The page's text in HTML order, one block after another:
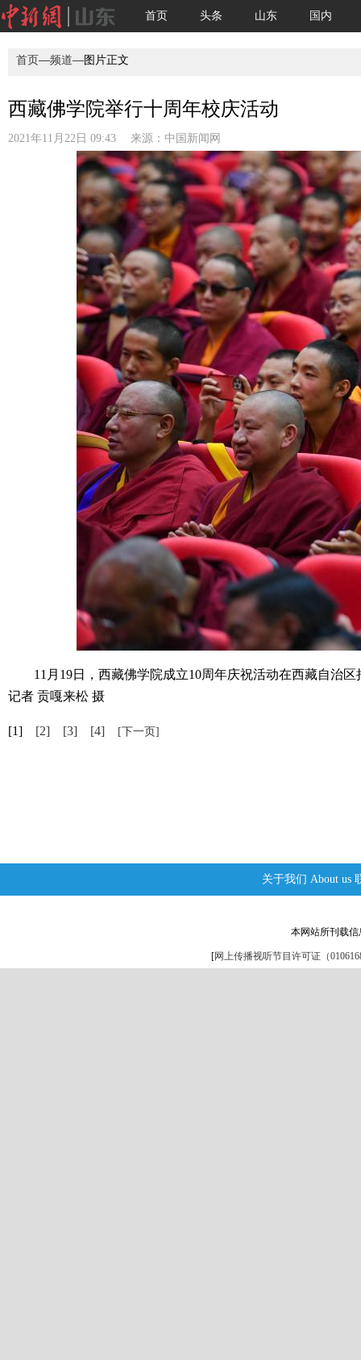
首页 头条 山东 国内
首页—频道—图片正文
西藏佛学院举行十周年校庆活动
2021年11月22日 09:43 来源： 中国新闻网
11月19日，西藏佛学院成立10周年庆祝活动在西藏自治区
记者 贡嘎来松 摄
[1] [2] [3] [4] [下一页]
关于我们 About us
本网站所刊载
[网上传播视听节目许可证（